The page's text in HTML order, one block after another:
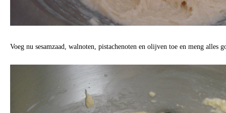
Voeg nu sesamzaad, walnoten, pistachenoten en olijven toe en meng alles